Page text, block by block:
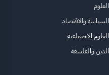
العلوم
السياسة والاقتصاد
العلوم الاجتماعية
الدين والفلسفة